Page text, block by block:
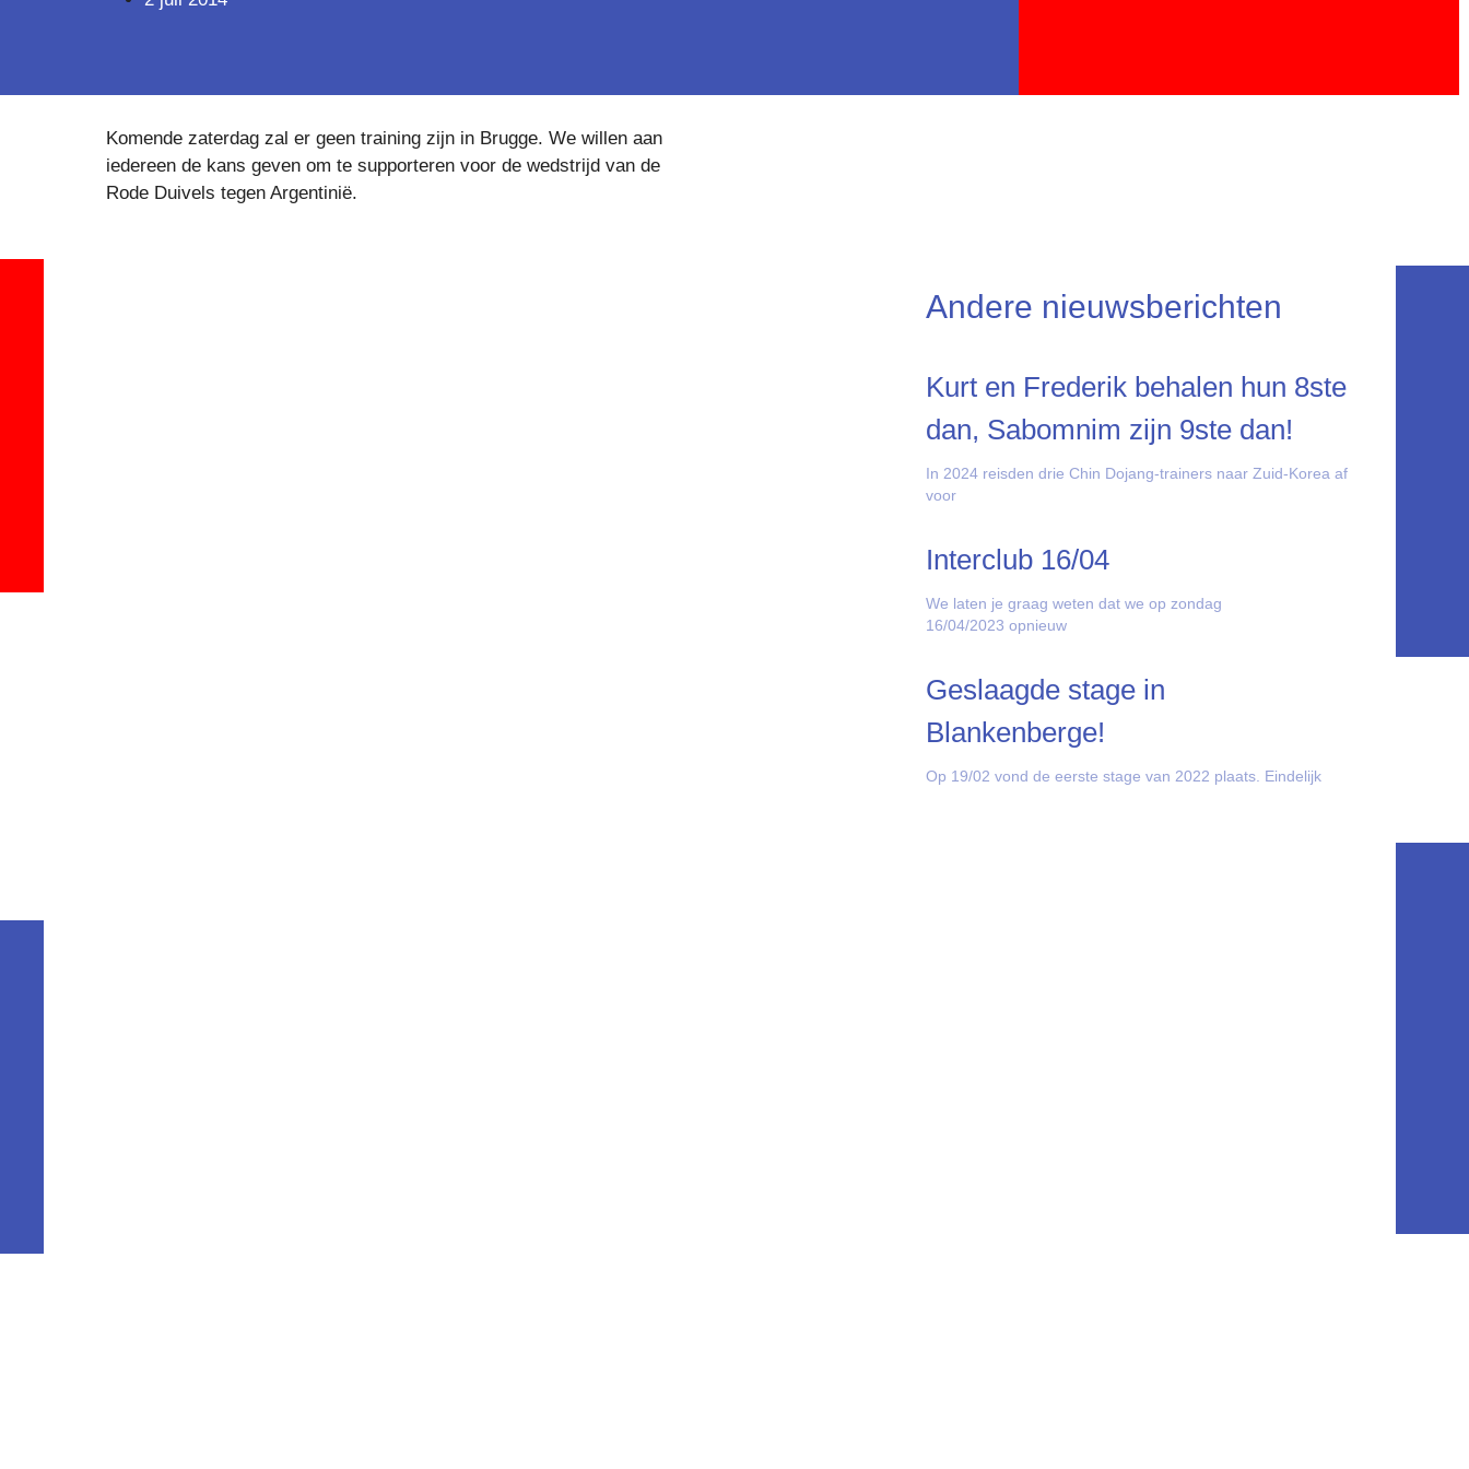
Komende zaterdag zal er geen training zijn in Brugge. We willen aan
iedereen de kans geven om te supporteren voor de wedstrijd van de
Rode Duivels tegen Argentinië.
Andere nieuwsberichten
Kurt en Frederik behalen hun 8ste
dan, Sabomnim zijn 9ste dan!
In 2024 reisden drie Chin Dojang-trainers naar Zuid-Korea af
voor
Interclub 16/04
We laten je graag weten dat we op zondag
16/04/2023 opnieuw
Geslaagde stage in
Blankenberge!
Op 19/02 vond de eerste stage van 2022 plaats. Eindelijk